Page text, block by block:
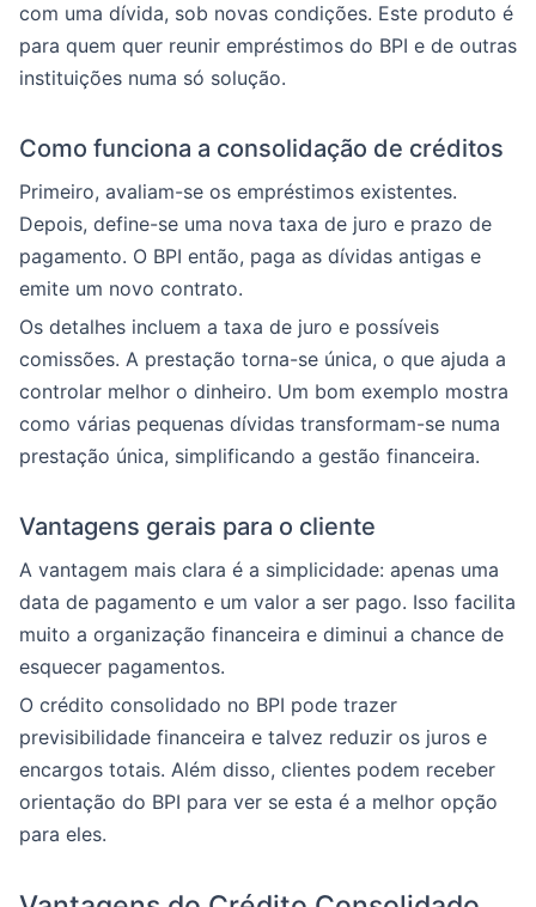
com uma dívida, sob novas condições. Este produto é
para quem quer reunir empréstimos do BPI e de outras
instituições numa só solução.
Como funciona a consolidação de créditos
Primeiro, avaliam-se os empréstimos existentes.
Depois, define-se uma nova taxa de juro e prazo de
pagamento. O BPI então, paga as dívidas antigas e
emite um novo contrato.
Os detalhes incluem a taxa de juro e possíveis
comissões. A prestação torna-se única, o que ajuda a
controlar melhor o dinheiro. Um bom exemplo mostra
como várias pequenas dívidas transformam-se numa
prestação única, simplificando a gestão financeira.
Vantagens gerais para o cliente
A vantagem mais clara é a simplicidade: apenas uma
data de pagamento e um valor a ser pago. Isso facilita
muito a organização financeira e diminui a chance de
esquecer pagamentos.
O crédito consolidado no BPI pode trazer
previsibilidade financeira e talvez reduzir os juros e
encargos totais. Além disso, clientes podem receber
orientação do BPI para ver se esta é a melhor opção
para eles.